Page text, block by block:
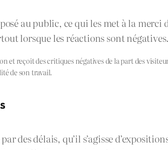
au public, ce qui les met à la
lorsque les réactions sont négatives.
et reçoit des critiques négatives de la part des
de son travail.
des délais, qu’il s’agisse